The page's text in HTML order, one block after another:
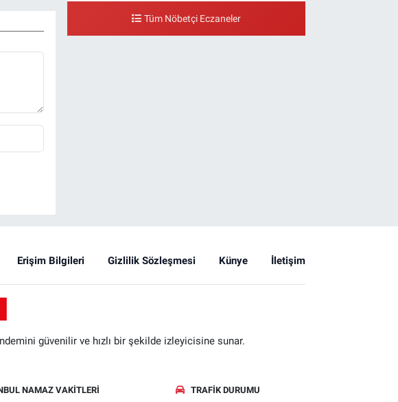
Tüm Nöbetçi Eczaneler
Erişim Bilgileri Gizlilik Sözleşmesi Künye İletişim
güvenilir ve hızlı bir şekilde izleyicisine sunar.
NAMAZ VAKITLERI TRAFIK DURUMU